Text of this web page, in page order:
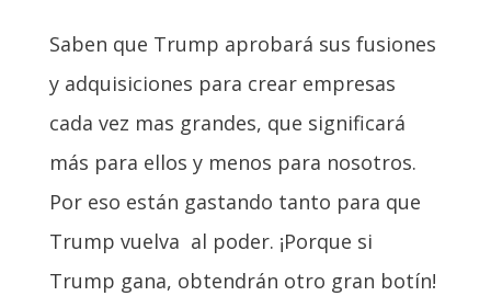
Saben que Trump aprobará sus fusiones
y adquisiciones para crear empresas
cada vez mas grandes, que significará
más para ellos y menos para nosotros.
Por eso están gastando tanto para que
Trump vuelva al poder. ¡Porque si
Trump gana, obtendrán otro gran botín!